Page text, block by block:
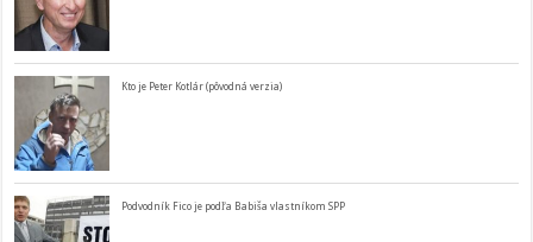
Kto je Peter Kotlár (pôvodná verzia)
Podvodník Fico je podľa Babiša vlastníkom SPP